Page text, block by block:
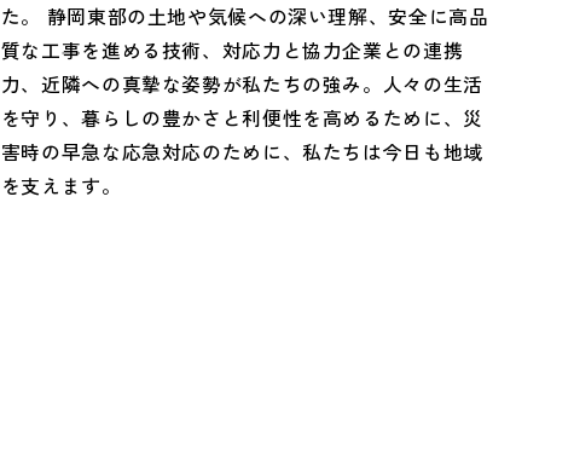
た。 静岡東部の土地や気候への深い理解、安全に高品
質な工事を進める技術、対応力と協力企業との連携
力、近隣への真摯な姿勢が私たちの強み。人々の生活
を守り、暮らしの豊かさと利便性を高めるために、災
害時の早急な応急対応のために、私たちは今日も地域
を支えます。